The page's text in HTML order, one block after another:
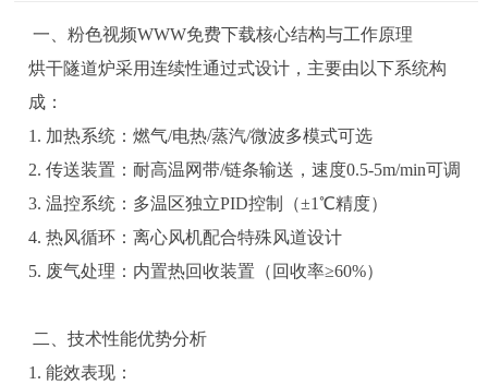
一、粉色视频WWW免费下载核心结构与工作原理
烘干隧道炉采用连续性通过式设计，主要由以下系统构
成：
1. 加热系统：燃气/电热/蒸汽/微波多模式可选
2. 传送装置：耐高温网带/链条输送，速度0.5-5m/min可调
3. 温控系统：多温区独立PID控制（±1℃精度）
4. 热风循环：离心风机配合特殊风道设计
5. 废气处理：内置热回收装置（回收率≥60%）
二、技术性能优势分析
1. 能效表现：